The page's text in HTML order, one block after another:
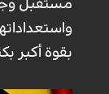
مستقبل
بقوة أكبر